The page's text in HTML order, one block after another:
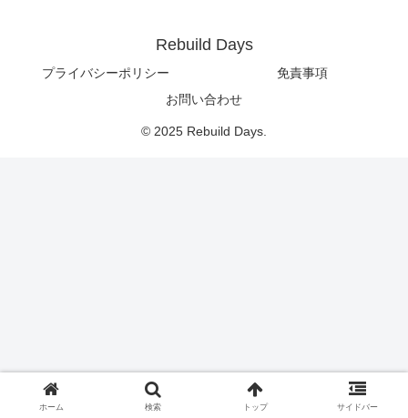
Rebuild Days
プライバシーポリシー
免責事項
お問い合わせ
© 2025 Rebuild Days.
ホーム 検索 トップ サイドバー